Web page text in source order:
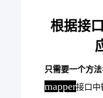
根据接
只需要一个方法
mapper接口中